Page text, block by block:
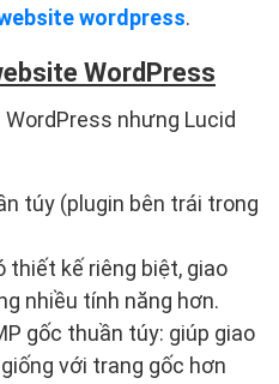
wordpress.
WordPress
nhưng Lucid
túy (plugin bên trái trong
thiết kế riêng biệt, giao
nhiều tính năng hơn.
gốc thuần túy: giúp giao
với trang gốc hơn